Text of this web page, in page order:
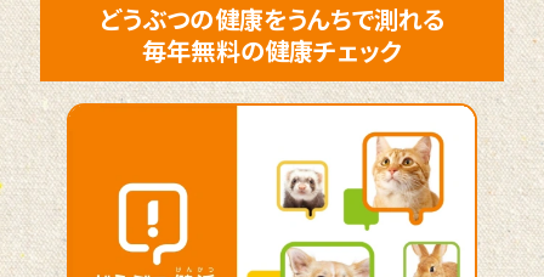
どうぶつの健康をうんちで測れる
毎年無料の健康チェック